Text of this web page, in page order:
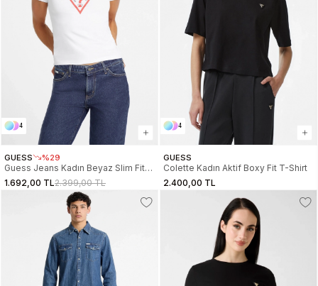
4
GUESS %29
Guess Jeans Kadın Beyaz Slim Fit
T-Shirt W4YI04J1314-G011
1.692,00 TL2.399,00 TL
4
GUESS
Colette Kadın Aktif Boxy Fit T-Shirt
2.400,00 TL